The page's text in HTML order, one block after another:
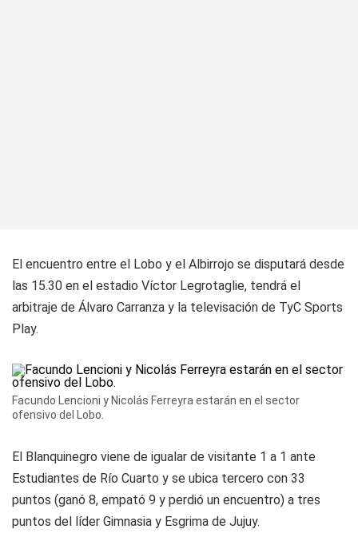
El encuentro entre el Lobo y el Albirrojo se disputará desde
las 15.30 en el estadio Víctor Legrotaglie, tendrá el
arbitraje de Álvaro Carranza y la televisación de TyC Sports
Play.
Facundo Lencioni y Nicolás Ferreyra estarán en el sector
ofensivo del Lobo.
El Blanquinegro viene de igualar de visitante 1 a 1 ante
Estudiantes de Río Cuarto y se ubica tercero con 33
puntos (ganó 8, empató 9 y perdió un encuentro) a tres
puntos del líder Gimnasia y Esgrima de Jujuy.